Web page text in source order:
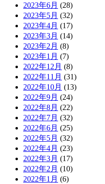
2023年6月 (28)
2023年5月 (32)
2023年4月 (17)
2023年3月 (14)
2023年2月 (8)
2023年1月 (7)
2022年12月 (8)
2022年11月 (31)
2022年10月 (13)
2022年9月 (24)
2022年8月 (22)
2022年7月 (32)
2022年6月 (25)
2022年5月 (32)
2022年4月 (23)
2022年3月 (17)
2022年2月 (10)
2022年1月 (6)